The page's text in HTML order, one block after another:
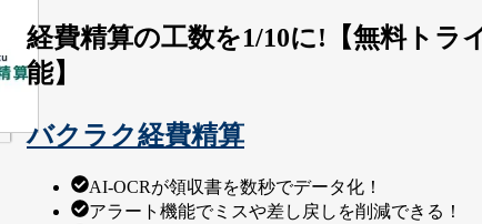
経費精算の工数を1/10に!【無料トラ
能】
バクラク経費精算
AI-OCRが領収書を数秒でデータ化！
アラート機能でミスや差し戻しを削減できる！